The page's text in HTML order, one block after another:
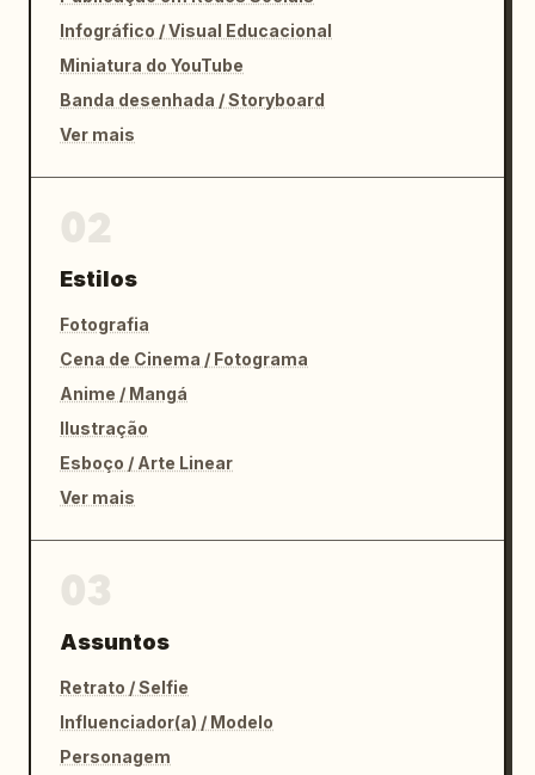
Infográfico / Visual Educacional
Miniatura do YouTube
Banda desenhada / Storyboard
Ver mais
Estilos
Fotografia
Cena de Cinema / Fotograma
Anime / Mangá
Ilustração
Esboço / Arte Linear
Ver mais
Assuntos
Retrato / Selfie
Influenciador(a) / Modelo
Personagem